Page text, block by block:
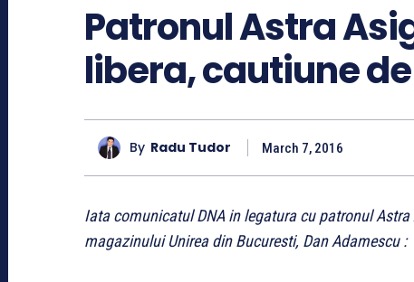
Patronul Astra
libera, cautiune
By Radu Tudor March 7, 2016
Iata comunicatul DNA in legatura cu patronul
magazinului Unirea din Bucuresti, Dan Adamescu :